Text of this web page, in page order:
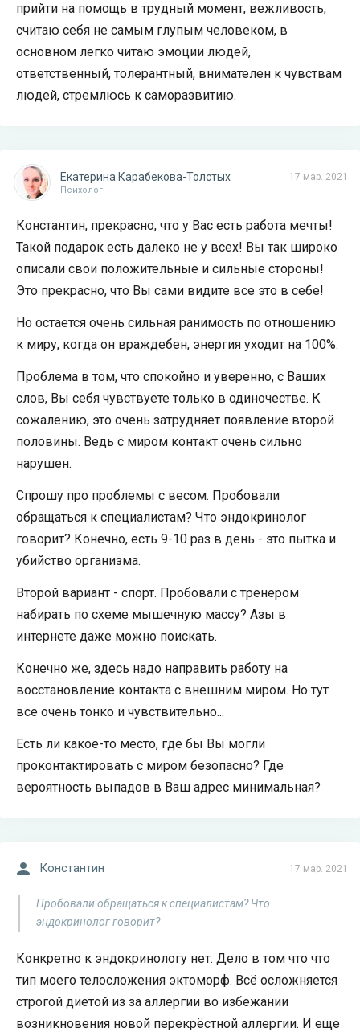
прийти на помощь в трудный момент, вежливость,
считаю себя не самым глупым человеком, в
основном легко читаю эмоции людей,
ответственный, толерантный, внимателен к чувствам
людей, стремлюсь к саморазвитию.
17 мар. 2021
Екатерина Карабекова-Толстых
Психолог
Константин, прекрасно, что у Вас есть работа мечты!
Такой подарок есть далеко не у всех! Вы так широко
описали свои положительные и сильные стороны!
Это прекрасно, что Вы сами видите все это в себе!
Но остается очень сильная ранимость по отношению
к миру, когда он враждебен, энергия уходит на 100%.
Проблема в том, что спокойно и уверенно, с Ваших
слов, Вы себя чувствуете только в одиночестве. К
сожалению, это очень затрудняет появление второй
половины. Ведь с миром контакт очень сильно
нарушен.
Спрошу про проблемы с весом. Пробовали
обращаться к специалистам? Что эндокринолог
говорит? Конечно, есть 9-10 раз в день - это пытка и
убийство организма.
Второй вариант - спорт. Пробовали с тренером
набирать по схеме мышечную массу? Азы в
интернете даже можно поискать.
Конечно же, здесь надо направить работу на
восстановление контакта с внешним миром. Но тут
все очень тонко и чувствительно...
Есть ли какое-то место, где бы Вы могли
проконтактировать с миром безопасно? Где
вероятность выпадов в Ваш адрес минимальная?
17 мар. 2021
Константин
Пробовали обращаться к специалистам? Что
эндокринолог говорит?
Конкретно к эндокринологу нет. Дело в том что что
тип моего телосложения эктоморф. Всё осложняется
строгой диетой из за аллергии во избежании
возникновения новой перекрёстной аллергии. И еще